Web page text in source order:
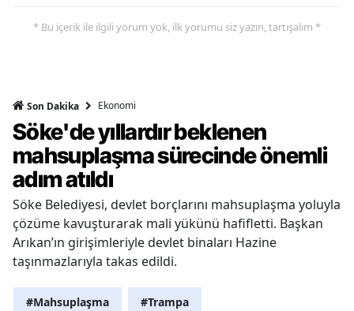
* Bu içerik ile ilgili yorum yok, ilk yorumu siz yazın, tartışalım *
Son Dakika Ekonomi
Söke'de yıllardır beklenen
mahsuplaşma sürecinde önemli
adım atıldı
Söke Belediyesi, devlet borçlarını mahsuplaşma yoluyla
çözüme kavuşturarak mali yükünü hafifletti. Başkan
Arıkan’ın girişimleriyle devlet binaları Hazine
taşınmazlarıyla takas edildi.
#Mahsuplaşma #Trampa